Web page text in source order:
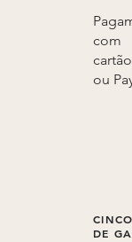
com
ou
DE